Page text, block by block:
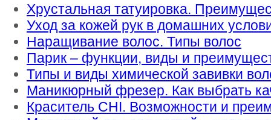
Хрустальная татуировка.
Уход за кожей рук в домашних
Наращивание волос. Типы волос
Парик – функции, виды и
Типы и виды химической завивки
Маникюрный фрезер. Как выбрать
Краситель CHI. Возможности и